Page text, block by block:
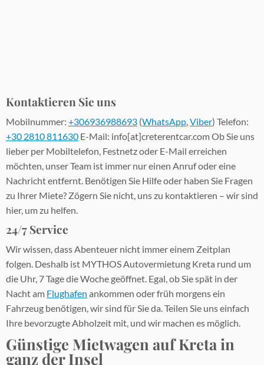
Kontaktieren Sie uns
Mobilnummer: +306936988693 (WhatsApp,Viber) Telefon:
+30 2810 811630 E-Mail: info[at]creterentcar.com Ob Sie uns
lieber per Mobiltelefon, Festnetz oder E-Mail erreichen
möchten, unser Team ist immer nur einen Anruf oder eine
Nachricht entfernt. Benötigen Sie Hilfe oder haben Sie Fragen
zu Ihrer Miete? Zögern Sie nicht, uns zu kontaktieren – wir sind
hier, um zu helfen.
24/7 Service
Wir wissen, dass Abenteuer nicht immer einem Zeitplan
folgen. Deshalb ist MYTHOS Autovermietung Kreta rund um
die Uhr, 7 Tage die Woche geöffnet. Egal, ob Sie spät in der
Nacht am Flughafen ankommen oder früh morgens ein
Fahrzeug benötigen, wir sind für Sie da. Teilen Sie uns einfach
Ihre bevorzugte Abholzeit mit, und wir machen es möglich.
Günstige Mietwagen auf Kreta in
ganz der Insel